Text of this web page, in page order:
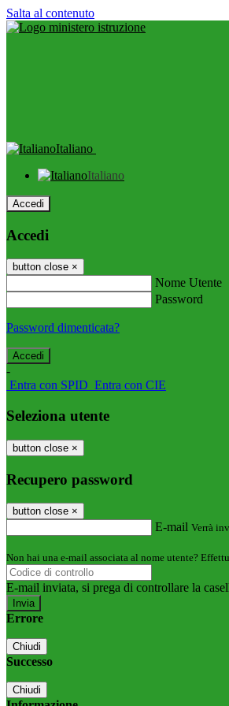
Salta al contenuto
Italiano
Italiano
Accedi
Accedi
button close ×
Nome Utente
Password
Password dimenticata?
-
Entra con SPID Entra con CIE
Seleziona utente
button close ×
Recupero password
button close ×
E-mail Verrà
Non hai una e-mail associata al nome utente?
E-mail inviata, si prega di controllare la
Errore
Chiudi
Successo
Chiudi